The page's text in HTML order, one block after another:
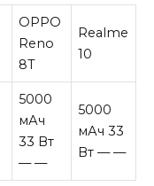
OPPO
Reno
8T
Realme
10
5000
мАч
33 Вт
— —
5000
мАч 33
Вт — —